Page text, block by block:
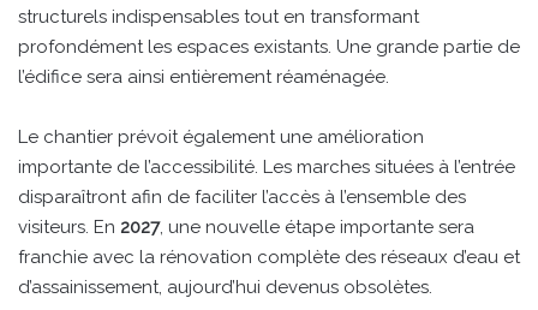
structurels indispensables tout en transformant
profondément les espaces existants. Une grande partie de
l’édifice sera ainsi entièrement réaménagée.
Le chantier prévoit également une amélioration
importante de l’accessibilité. Les marches situées à l’entrée
disparaîtront afin de faciliter l’accès à l’ensemble des
visiteurs. En 2027, une nouvelle étape importante sera
franchie avec la rénovation complète des réseaux d’eau et
d’assainissement, aujourd’hui devenus obsolètes.